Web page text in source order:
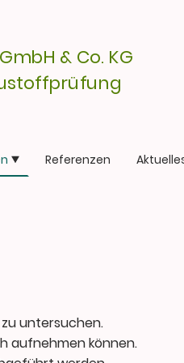
& Co. KG
Referenzen
untersuchen.
aufnehmen können.